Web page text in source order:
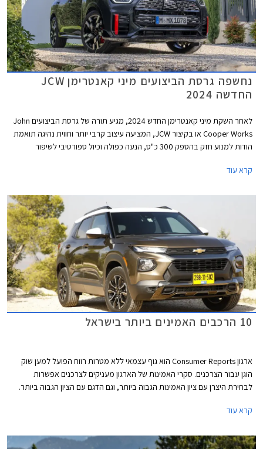
נחשפה גרסת הביצועים מיני קאנטרימן JCW
החדשה 2024
לאחר השקת מיני קאנטרימן החדש 2024, מגיע תורה של גרסת הביצועים John
Cooper Works או בקיצור JCW, המציעה עיצוב קרבי יותר וחווית נהיגה תואמת
הודות למנוע חזק בהספק 300 כ"ס, הנעה כפולה וכיול ספורטיבי לשיפור
JCW צפויה להגיע ארצה באמצע שנת 2024.
קרא עוד
10 הרכבים האמינים ביותר בישראל
ארגון Consumer Reports הוא גוף עצמאי ללא מטרות רווח הפועל למען שוק
הוגן עבור הצרכנים. סקרי האמינות של הארגון מעניקים לצרכנים אפשרות
לבחירת היצרן עם ציון האמינות הגבוה ביותר, וגם הדגם עם הציון הגבוה ביותר.
עבורכם את הדגמים שקיבלו את הציון הגבוה ביותר ונמכרים גם בישראל.
קרא עוד